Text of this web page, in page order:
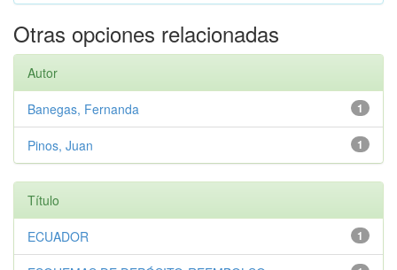
Otras opciones relacionadas
Autor
1
Banegas, Fernanda
1
Pinos, Juan
Título
1
ECUADOR